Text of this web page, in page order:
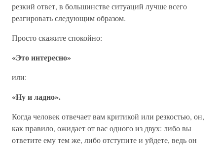
резкий ответ, в большинстве ситуаций лучше всего
реагировать следующим образом.
Просто скажите спокойно:
«Это интересно»
или:
«Ну и ладно».
Когда человек отвечает вам критикой или резкостью, он,
как правило, ожидает от вас одного из двух: либо вы
ответите ему тем же, либо отступите и уйдете, ведь он